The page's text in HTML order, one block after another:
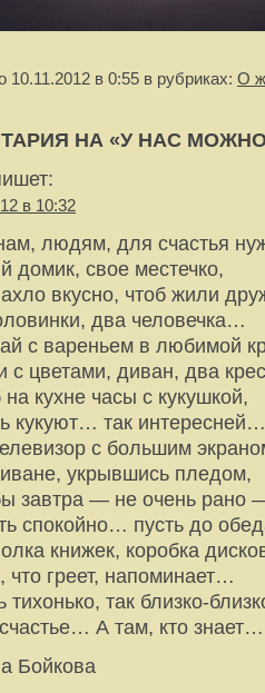
10.11.2012 в 0:55 в рубриках: О
НА «У НАС
в 10:32
людям, для счастья
домик, свое местечко,
вкусно, чтоб жили
два человечка…
с вареньем в любимой
с цветами, диван, два
на кухне часы с кукушкой,
кукуют… так интересней…
с большим
укрывшись пледом,
завтра — не очень рано
спокойно… пусть до
книжек, коробка
что греет, напоминает…
тихонько, так близко-
А там, кто знает…
Бойкова